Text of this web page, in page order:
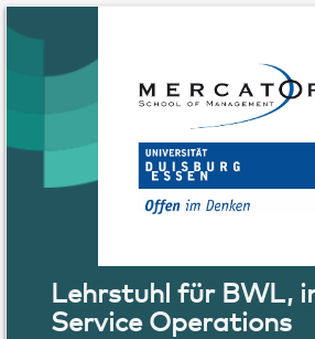
Lehrstuhl für BWL,
Service Operations